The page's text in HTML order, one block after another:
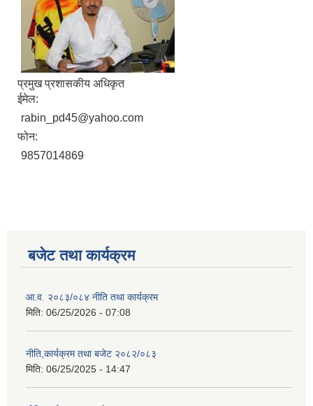
प्रमुख प्रशासकीय अधिकृत
ईमेल:
rabin_pd45@yahoo.com
फोन:
9857014869
बजेट तथा कार्यक्रम
आ.व. २०८३/०८४ नीति तथा कार्यक्रम
मिति: 06/25/2026 - 07:08
नीति,कार्यक्रम तथा बजेट २०८२/०८३
मिति: 06/25/2025 - 14:47